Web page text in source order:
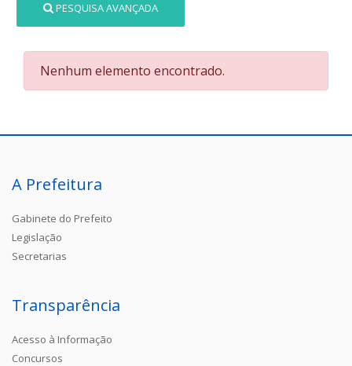
PESQUISA AVANÇADA
Nenhum elemento encontrado.
A Prefeitura
Gabinete do Prefeito
Legislação
Secretarias
Transparência
Acesso à Informação
Concursos